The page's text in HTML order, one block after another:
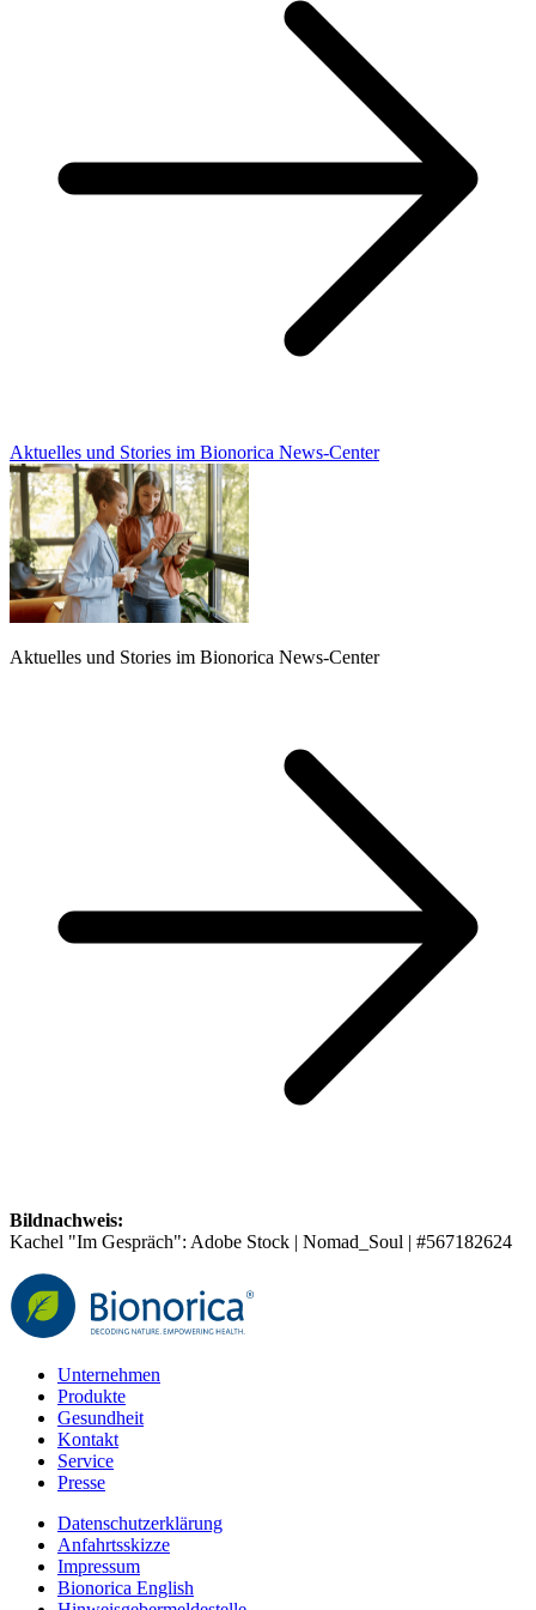
Aktuelles und Stories im Bionorica News-Center
Aktuelles und Stories im Bionorica News-Center
Bildnachweis:
Kachel "Im Gespräch": Adobe Stock | Nomad_Soul | #567182624
Unternehmen
Produkte
Gesundheit
Kontakt
Service
Presse
Datenschutzerklärung
Anfahrtsskizze
Impressum
Bionorica English